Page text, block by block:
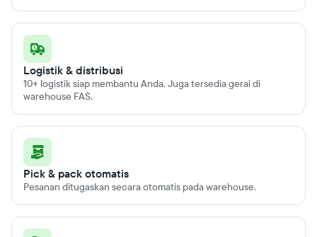
Logistik & distribusi
10+ logistik siap membantu Anda. Juga tersedia gerai di
warehouse FAS.
Pick & pack otomatis
Pesanan ditugaskan secara otomatis pada warehouse.